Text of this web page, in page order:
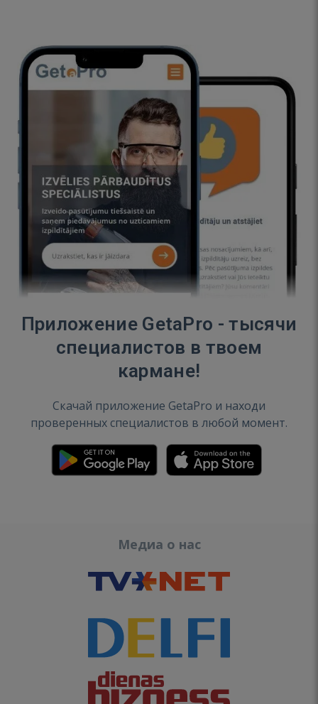
Приложение GetaPro - тысячи
специалистов в твоем
кармане!
Скачай приложение GetaPro и находи
проверенных специалистов в любой момент.
Медиа о нас